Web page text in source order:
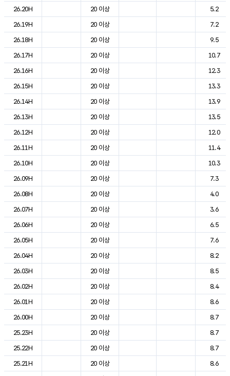
26.20H
20 이상
5.2
26.19H
20 이상
7.2
26.18H
20 이상
9.5
26.17H
20 이상
10.7
26.16H
20 이상
12.3
26.15H
20 이상
13.3
26.14H
20 이상
13.9
26.13H
20 이상
13.5
26.12H
20 이상
12.0
26.11H
20 이상
11.4
26.10H
20 이상
10.3
26.09H
20 이상
7.3
26.08H
20 이상
4.0
26.07H
20 이상
3.6
26.06H
20 이상
6.5
26.05H
20 이상
7.6
26.04H
20 이상
8.2
26.03H
20 이상
8.5
26.02H
20 이상
8.4
26.01H
20 이상
8.6
26.00H
20 이상
8.7
25.23H
20 이상
8.7
25.22H
20 이상
8.7
25.21H
20 이상
8.6